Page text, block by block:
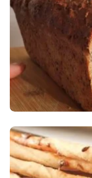
Comer
Comer Bem: